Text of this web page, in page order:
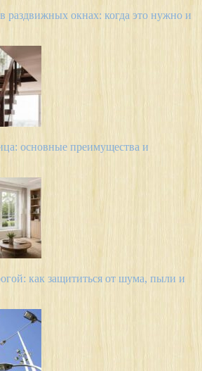
раздвижных окнах: когда это нужно и
основные преимущества и
как защититься от шума, пыли и